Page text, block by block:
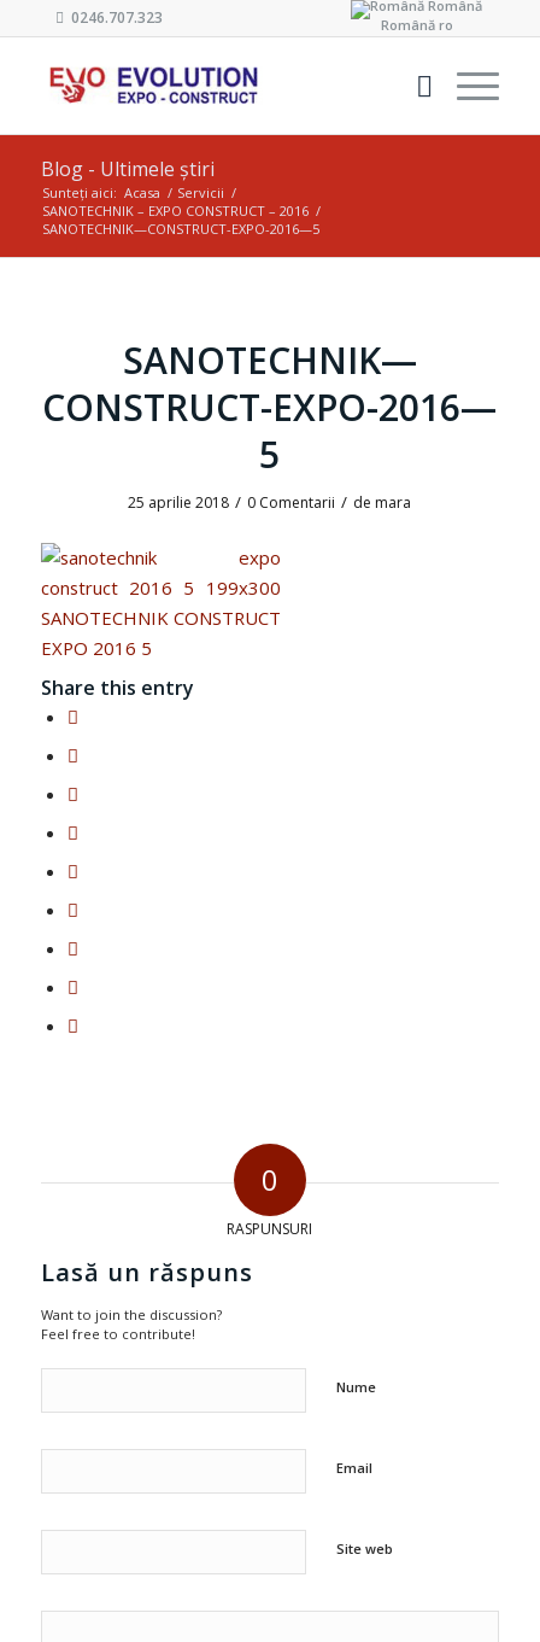
Română
Română ro
0246.707.323
Blog - Ultimele știri
Sunteți aici: Acasa / Servicii /
SANOTECHNIK – EXPO CONSTRUCT – 2016 /
SANOTECHNIK—CONSTRUCT-EXPO-2016—5
SANOTECHNIK—
CONSTRUCT-EXPO-2016—
5
25 aprilie 2018 / 0 Comentarii / de mara
Share this entry
0
RASPUNSURI
Lasă un răspuns
Want to join the discussion?
Feel free to contribute!
Nume
Email
Site web